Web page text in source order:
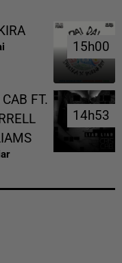
15h00
15h00
CAB FT.
14h53
14h53